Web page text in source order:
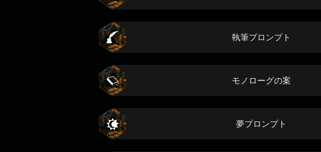
執筆プロンプト
モノローグの案
夢プロンプト